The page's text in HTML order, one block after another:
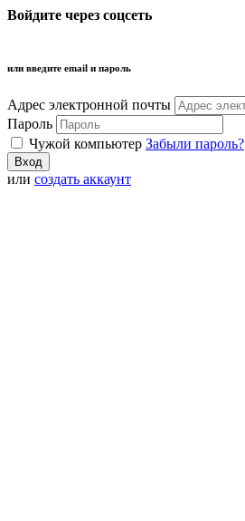
Войдите через соцсеть
или введите email и пароль
Адрес электронной почты
Пароль
Чужой компьютер Забыли пароль?
или создать аккаунт